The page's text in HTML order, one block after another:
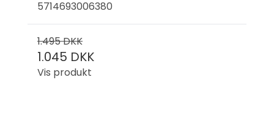
5714693006380
1.495 DKK
1.045 DKK
Vis produkt